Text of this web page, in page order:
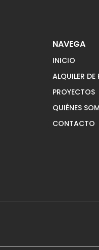
NAVEGA
INICIO
ALQUILER DE
PROYECTOS
QUIÉNES
CONTACTO